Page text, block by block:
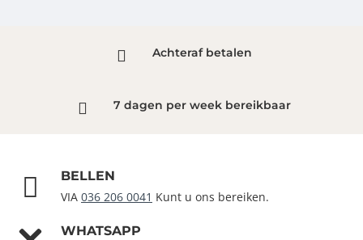
Achteraf betalen
7 dagen per week bereikbaar
BELLEN
VIA 036 206 0041 Kunt u ons bereiken.
WHATSAPP